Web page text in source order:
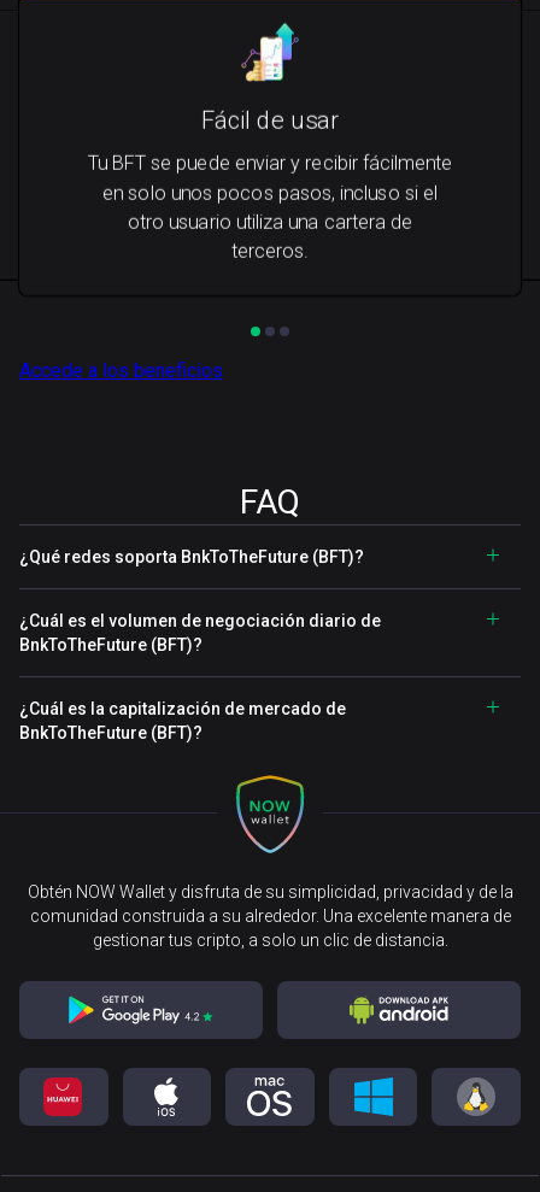
Fácil de usar
Tu BFT se puede enviar y recibir fácilmente
en solo unos pocos pasos, incluso si el
otro usuario utiliza una cartera de
terceros.
Accede a los beneficios
FAQ
¿Qué redes soporta BnkToTheFuture (BFT)?
¿Cuál es el volumen de negociación diario de
BnkToTheFuture (BFT)?
¿Cuál es la capitalización de mercado de
BnkToTheFuture (BFT)?
Obtén NOW Wallet y disfruta de su simplicidad, privacidad y de la
comunidad construida a su alrededor. Una excelente manera de
gestionar tus cripto, a solo un clic de distancia.